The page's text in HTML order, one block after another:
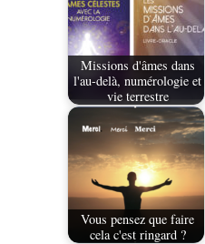
Missions d'âmes dans
l'au-delà, numérologie et
vie terrestre
Vous pensez que faire
cela c'est ringard ?